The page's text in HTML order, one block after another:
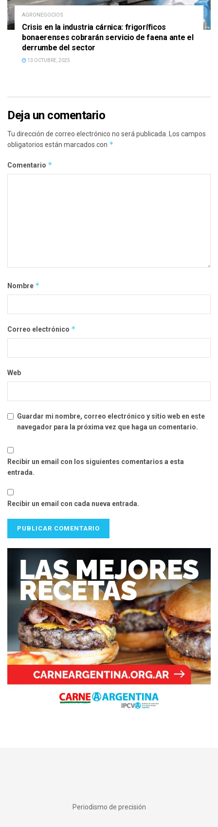
AGRONEGOCIOS
Crisis en la industria cárnica: frigoríficos
bonaerenses cobrarán servicio de faena ante el
derrumbe del sector
13 OCTUBRE, 2025
Deja un comentario
Tu dirección de correo electrónico no será publicada.
Los campos
obligatorios están marcados con *
Comentario *
Nombre *
Correo electrónico *
Web
Guardar mi nombre, correo electrónico y sitio web en este
navegador para la próxima vez que haga un comentario.
Recibir un email con los siguientes comentarios a esta
entrada.
Recibir un email con cada nueva entrada.
Periodismo de precisión